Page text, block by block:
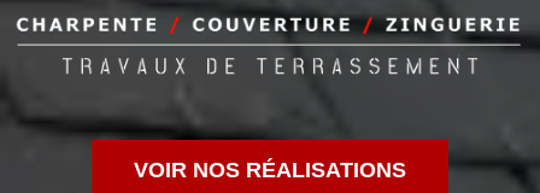
VOIR NOS RÉALISATIONS